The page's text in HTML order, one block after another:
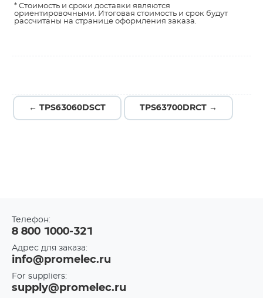
* Стоимость и сроки доставки являются
ориентировочными. Итоговая стоимость и срок будут
рассчитаны на странице оформления заказа.
← TPS63060DSCT TPS63700DRCT →
Телефон:
8 800 1000-321
Адрес для заказа:
info@promelec.ru
For suppliers:
supply@promelec.ru